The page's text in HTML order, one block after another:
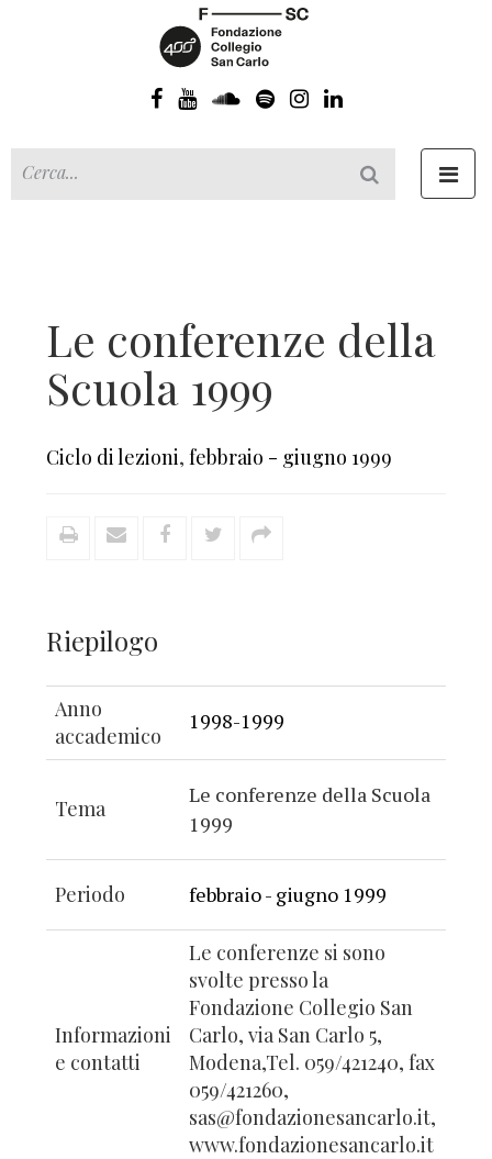
Le conferenze della
Scuola 1999
Ciclo di lezioni, febbraio - giugno 1999
Riepilogo
Anno
accademico
1998-1999
Tema
Le conferenze della Scuola
1999
Periodo febbraio - giugno 1999
Informazioni
e contatti
Le conferenze si sono
svolte presso la
Fondazione Collegio San
Carlo, via San Carlo 5,
Modena,Tel. 059/421240, fax
059/421260,
sas@fondazionesancarlo.it,
www.fondazionesancarlo.it